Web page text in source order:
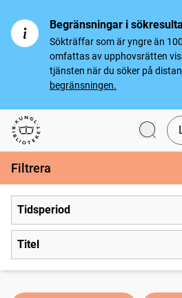
Begränsningar i
Sökträffar som är yngre än
omfattas av upphovsrätten
tjänsten när du söker på
begränsningen.
Svenska tidningar
Filtrera
Tidsperiod
Titel